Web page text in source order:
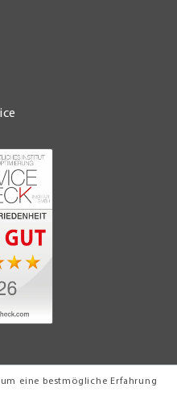
eine bestmögliche Erfahrung